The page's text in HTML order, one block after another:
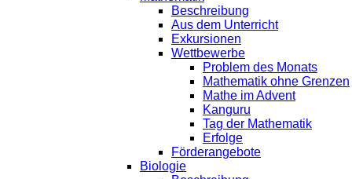
Beschreibung
Aus dem Unterricht
Exkursionen
Wettbewerbe
Problem des Monats
Mathematik ohne Grenzen
Mathe im Advent
Kanguru
Tag der Mathematik
Erfolge
Förderangebote
Biologie